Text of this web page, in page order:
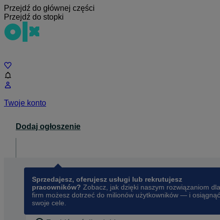
Przejdź do głównej części
Przejdź do stopki
Twoje konto
Dodaj ogłoszenie
Sprzedajesz, oferujesz usługi lub rekrutujesz
pracowników? Zobacz, jak dzięki naszym rozwiązaniom dla
firm możesz dotrzeć do milionów użytkowników — i osiągnąć
swoje cele.